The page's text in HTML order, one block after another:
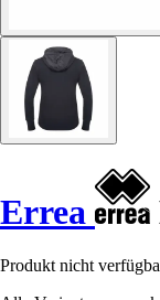
Errea
Produkt nicht